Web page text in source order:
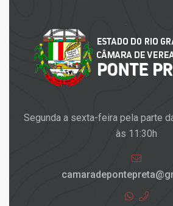
Segunda a sexta-feira pela parte
às 11:30h